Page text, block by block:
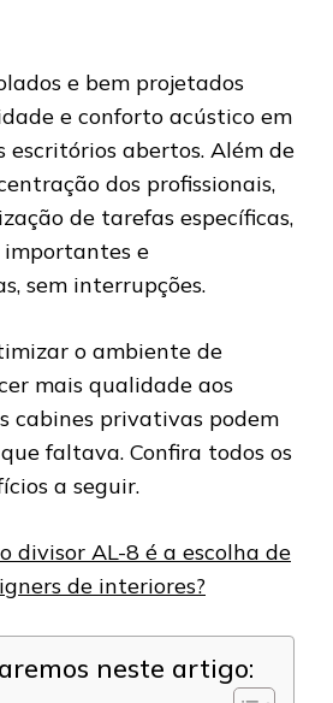
e bem projetados
e conforto acústico em
escritórios abertos. Além de
dos profissionais,
de tarefas específicas,
importantes e
sem interrupções.
o ambiente de
mais qualidade aos
cabines privativas podem
faltava. Confira todos os
a seguir.
divisor AL-8 é a escolha de
de interiores?
neste artigo: